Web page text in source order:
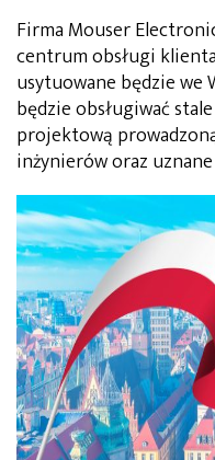
Firma Mouser
centrum obsługi
usytuowane będzie we
będzie obsługiwać
projektową
inżynierów oraz